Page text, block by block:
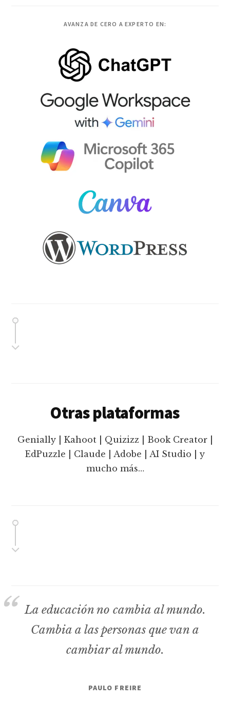
AVANZA DE CERO A EXPERTO EN:
Otras plataformas
Genially | Kahoot | Quizizz | Book Creator |
EdPuzzle | Claude | Adobe | AI Studio | y
mucho más…
La educación no cambia al mundo.
Cambia a las personas que van a
cambiar al mundo.
PAULO FREIRE